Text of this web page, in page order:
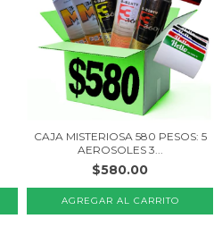
CAJA MISTERIOSA 580 PESOS: 5
AEROSOLES 3...
$580.00